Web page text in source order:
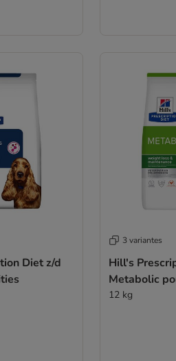
Diet z/d
3 variantes
Hill's
Metabolic
12 kg